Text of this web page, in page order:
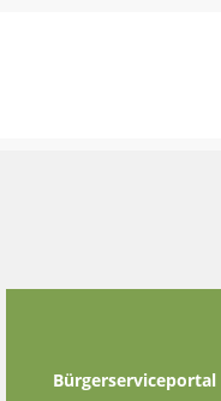
Bürgerserviceportal